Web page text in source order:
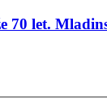
70 let.